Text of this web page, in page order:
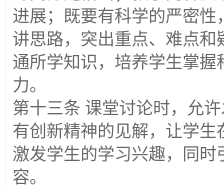
进展；既要有科学的严密
讲思路，突出重点、难点
通所学知识，培养学生掌
力。
第十三条 课堂讨论时，允
有创新精神的见解，让学
激发学生的学习兴趣，同
容。